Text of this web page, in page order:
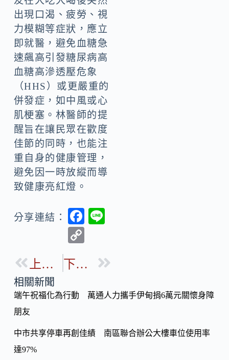
出現口渴、疲勞、視
力模糊等症狀，應立
即就醫，避免血糖急
速飆高引發糖尿病高
血糖高滲透壓危象
（HHS）或更嚴重的
併發症，如中風或心
肌梗塞。林醫師的提
醒旨在讓民眾在歡度
佳節的同時，也能注
重自身的健康管理，
避免因一時放縱而導
致健康亮紅燈。
分享連結：
F
b
o
p
Li
k
上一篇 下一篇
相關新聞
端午祝福化為行動 萬通人力攜手伊甸捐6萬元關懷身障
朋友
中市共享停車再創佳績 南區聯合辦公大樓車位使用率
達97%